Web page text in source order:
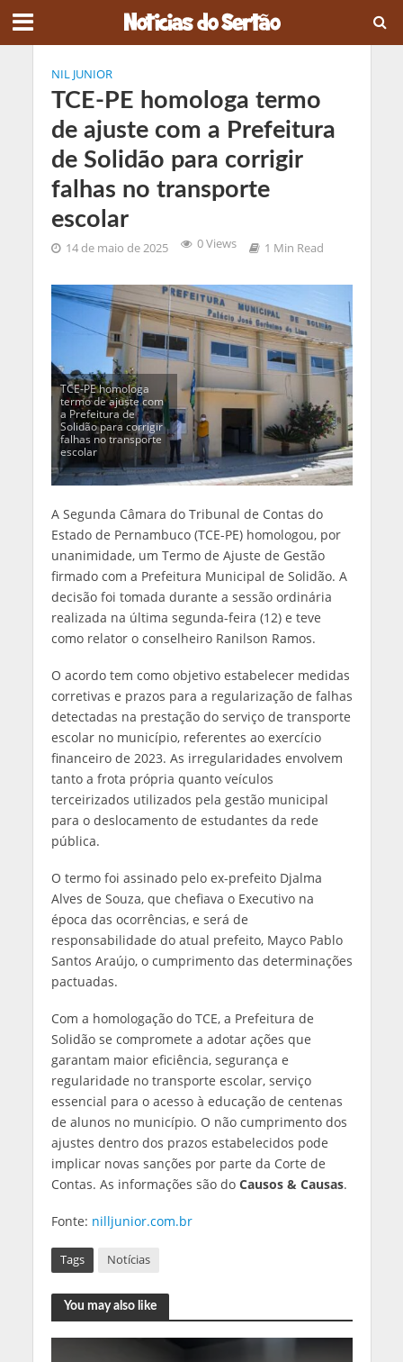
NIL JUNIOR
TCE-PE homologa termo
de ajuste com a Prefeitura
de Solidão para corrigir
falhas no transporte
escolar
14 de maio de 2025 0 Views 1 Min Read
TCE-PE homologa
termo de ajuste com
a Prefeitura de
Solidão para corrigir
falhas no transporte
escolar
A Segunda Câmara do Tribunal de Contas do
Estado de Pernambuco (TCE-PE) homologou, por
unanimidade, um Termo de Ajuste de Gestão
firmado com a Prefeitura Municipal de Solidão. A
decisão foi tomada durante a sessão ordinária
realizada na última segunda-feira (12) e teve
como relator o conselheiro Ranilson Ramos.
O acordo tem como objetivo estabelecer medidas
corretivas e prazos para a regularização de falhas
detectadas na prestação do serviço de transporte
escolar no município, referentes ao exercício
financeiro de 2023. As irregularidades envolvem
tanto a frota própria quanto veículos
terceirizados utilizados pela gestão municipal
para o deslocamento de estudantes da rede
pública.
O termo foi assinado pelo ex-prefeito Djalma
Alves de Souza, que chefiava o Executivo na
época das ocorrências, e será de
responsabilidade do atual prefeito, Mayco Pablo
Santos Araújo, o cumprimento das determinações
pactuadas.
Com a homologação do TCE, a Prefeitura de
Solidão se compromete a adotar ações que
garantam maior eficiência, segurança e
regularidade no transporte escolar, serviço
essencial para o acesso à educação de centenas
de alunos no município. O não cumprimento dos
ajustes dentro dos prazos estabelecidos pode
implicar novas sanções por parte da Corte de
Contas. As informações são do Causos & Causas.
Fonte: nilljunior.com.br
Tags Notícias
You may also like